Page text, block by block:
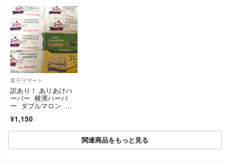
菓子/デザート
訳あり！ ありあけハ
ーバー 横濱ハーバ
ー ダブルマロン 抹
ク 焼き菓子 アウト
レット
¥1,150
関連商品をもっと見る